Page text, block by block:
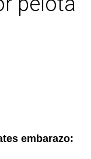
embarazo: